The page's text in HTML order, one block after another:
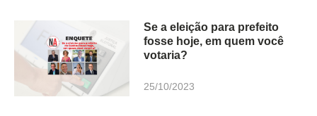
Se a eleição para prefeito
fosse hoje, em quem você
votaria?
25/10/2023